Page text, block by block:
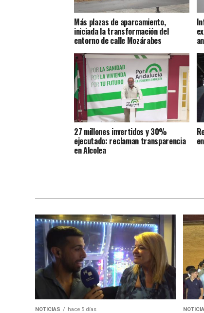
Más plazas de aparcamiento,
iniciada la transformación del
entorno de calle Mozárabes
27 millones invertidos y 30%
ejecutado: reclaman transparencia
en Alcolea
NOTICIAS hace 5 días